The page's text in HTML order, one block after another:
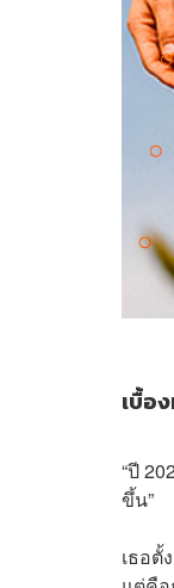
เบื้อ
“ปี
ขึ้น”
เธอตั้